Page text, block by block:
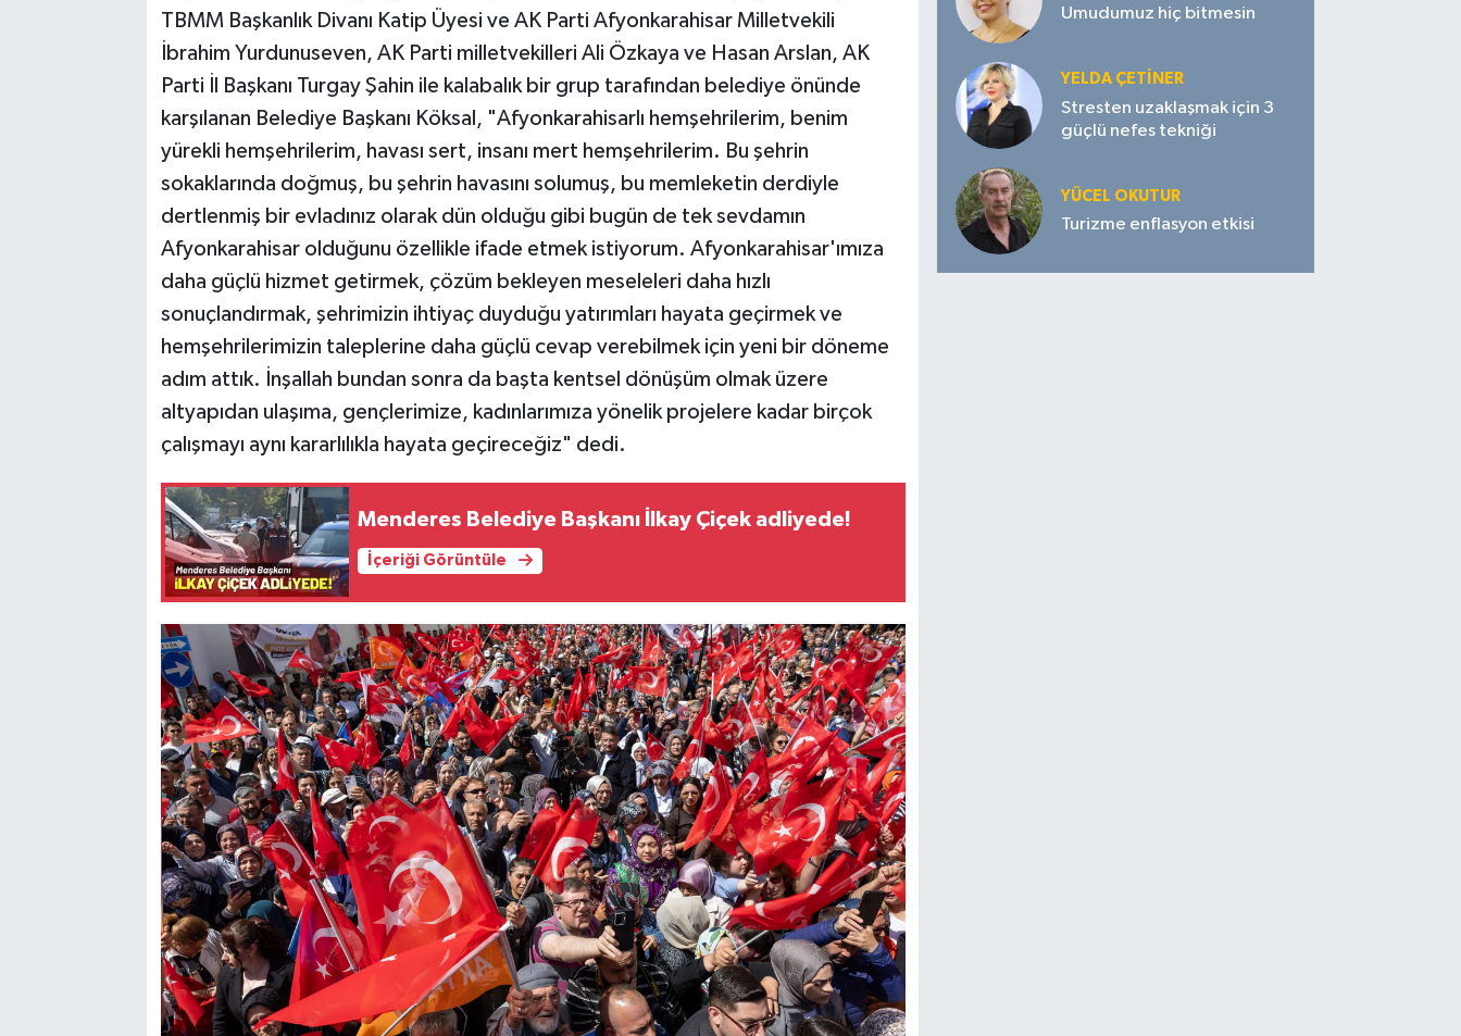
TBMM Başkanlık Divanı Katip Üyesi ve AK Parti Afyonkarahisar Milletvekili
İbrahim Yurdunuseven, AK Parti milletvekilleri Ali Özkaya ve Hasan Arslan, AK
Parti İl Başkanı Turgay Şahin ile kalabalık bir grup tarafından belediye önünde
karşılanan Belediye Başkanı Köksal, "Afyonkarahisarlı hemşehrilerim, benim
yürekli hemşehrilerim, havası sert, insanı mert hemşehrilerim. Bu şehrin
sokaklarında doğmuş, bu şehrin havasını solumuş, bu memleketin derdiyle
dertlenmiş bir evladınız olarak dün olduğu gibi bugün de tek sevdamın
Afyonkarahisar olduğunu özellikle ifade etmek istiyorum. Afyonkarahisar'ımıza
daha güçlü hizmet getirmek, çözüm bekleyen meseleleri daha hızlı
sonuçlandırmak, şehrimizin ihtiyaç duyduğu yatırımları hayata geçirmek ve
hemşehrilerimizin taleplerine daha güçlü cevap verebilmek için yeni bir döneme
adım attık. İnşallah bundan sonra da başta kentsel dönüşüm olmak üzere
altyapıdan ulaşıma, gençlerimize, kadınlarımıza yönelik projelere kadar birçok
çalışmayı aynı kararlılıkla hayata geçireceğiz" dedi.
Menderes Belediye Başkanı İlkay Çiçek adliyede!
İçeriği Görüntüle
Umudumuz hiç bitmesin
YELDA ÇETİNER
Stresten uzaklaşmak için 3
güçlü nefes tekniği
YÜCEL OKUTUR
Turizme enflasyon etkisi